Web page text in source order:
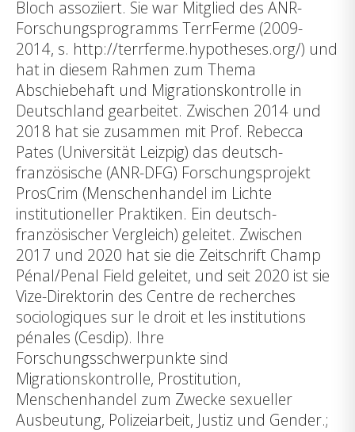
Bloch assoziiert. Sie war Mitglied des ANR-
Forschungsprogramms TerrFerme (2009-
2014, s. http://terrferme.hypotheses.org/) und
hat in diesem Rahmen zum Thema
Abschiebehaft und Migrationskontrolle in
Deutschland gearbeitet. Zwischen 2014 und
2018 hat sie zusammen mit Prof. Rebecca
Pates (Universität Leizpig) das deutsch-
französische (ANR-DFG) Forschungsprojekt
ProsCrim (Menschenhandel im Lichte
institutioneller Praktiken. Ein deutsch-
französischer Vergleich) geleitet. Zwischen
2017 und 2020 hat sie die Zeitschrift Champ
Pénal/Penal Field geleitet, und seit 2020 ist sie
Vize-Direktorin des Centre de recherches
sociologiques sur le droit et les institutions
pénales (Cesdip). Ihre
Forschungsschwerpunkte sind
Migrationskontrolle, Prostitution,
Menschenhandel zum Zwecke sexueller
Ausbeutung, Polizeiarbeit, Justiz und Gender.;